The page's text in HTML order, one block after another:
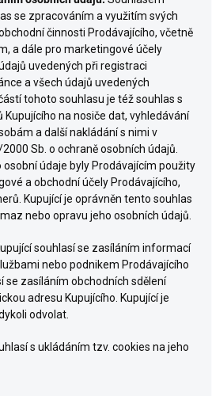
se zpracováním a využitím svých
činnosti Prodávajícího, včetně
a dále pro marketingové účely
uvedených při registraci
a všech údajů uvedených
tohoto souhlasu je též souhlas s
na nosiče dat, vyhledávání
a další nakládání s nimi v
Sb. o ochraně osobních údajů.
osobní údaje byly Prodávajícím použity
a obchodní účely Prodávajícího,
Kupující je oprávněn tento souhlas
nebo opravu jeho osobních údajů.
souhlasí se zasíláním informací
nebo podnikem Prodávajícího
se zasíláním obchodních sdělení
adresu Kupujícího. Kupující je
odvolat.
s ukládáním tzv. cookies na jeho